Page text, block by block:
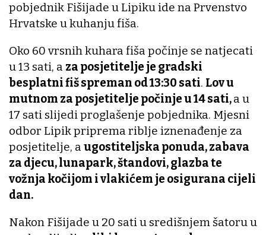
pobjednik Fišijade u Lipiku ide na Prvenstvo
Hrvatske u kuhanju fiša.
Oko 60 vrsnih kuhara fiša počinje se natjecati
u 13 sati, a za posjetitelje je gradski
besplatni fiš spreman od 13:30 sati. Lov u
mutnom za posjetitelje počinje u 14 sati,a u
17 sati slijedi proglašenje pobjednika. Mjesni
odbor Lipik priprema riblje iznenađenje za
posjetitelje, a ugostiteljska ponuda, zabava
za djecu, lunapark, štandovi, glazba te
vožnja kočijom i vlakićem je osigurana cijeli
dan.
Nakon Fišijade u 20 sati u središnjem šatoru u